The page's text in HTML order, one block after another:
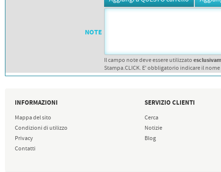
NOTE
Il campo note deve essere utilizzato
Stampa.CLICK. E' obbligatorio indicare il
INFORMAZIONI
Mappa del sito
Condizioni di utilizzo
Privacy
Contatti
SERVIZIO CLIENTI
Cerca
Notizie
Blog